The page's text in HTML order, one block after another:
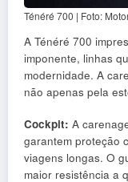
Ténéré 700 | Foto:
A Ténéré 700
imponente, linhas
modernidade. A
não apenas pela
Cockpit: A
garantem proteção
viagens longas. O
maior resistência a